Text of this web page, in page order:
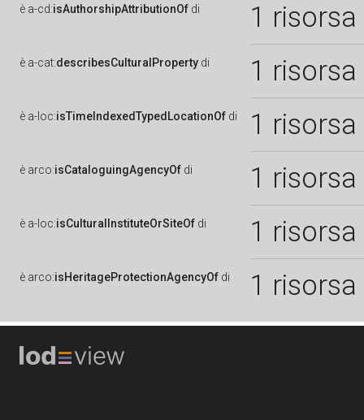
è a-cd:isAuthorshipAttributionOf di 1 risorsa
è a-cat:describesCulturalProperty di 1 risorsa
è a-loc:isTimeIndexedTypedLocationOf di 1 risorsa
è arco:isCataloguingAgencyOf di 1 risorsa
è a-loc:isCulturalInstituteOrSiteOf di 1 risorsa
è arco:isHeritageProtectionAgencyOf di 1 risorsa